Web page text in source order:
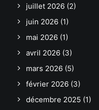
juillet 2026 (2)
juin 2026 (1)
mai 2026 (1)
avril 2026 (3)
mars 2026 (5)
février 2026 (3)
décembre 2025 (1)